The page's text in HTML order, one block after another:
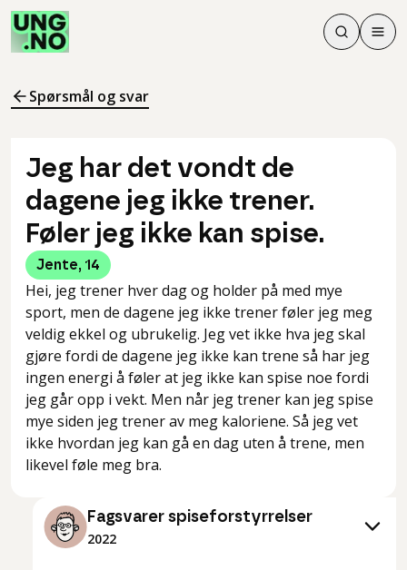
Søk
Søk
Meny
Spørsmål og svar
Jeg har det vondt de
dagene jeg ikke trener.
Føler jeg ikke kan spise.
Jente, 14
Hei, jeg trener hver dag og holder på med mye
sport, men de dagene jeg ikke trener føler jeg meg
veldig ekkel og ubrukelig. Jeg vet ikke hva jeg skal
gjøre fordi de dagene jeg ikke kan trene så har jeg
ingen energi å føler at jeg ikke kan spise noe fordi
jeg går opp i vekt. Men når jeg trener kan jeg spise
mye siden jeg trener av meg kaloriene. Så jeg vet
ikke hvordan jeg kan gå en dag uten å trene, men
likevel føle meg bra.
Fagsvarer spiseforstyrrelser
2022